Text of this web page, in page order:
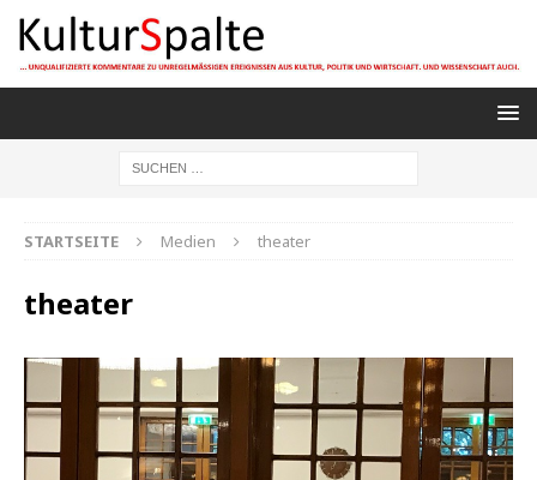
STARTSEITE Medien theater
theater